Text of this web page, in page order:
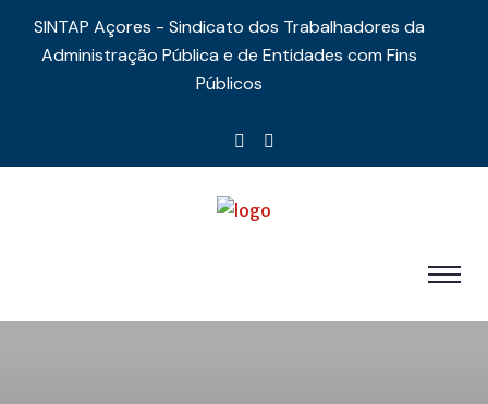
SINTAP Açores - Sindicato dos Trabalhadores da
Administração Pública e de Entidades com Fins
Públicos